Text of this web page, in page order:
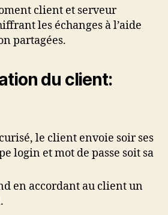
client et serveur
les échanges à l’aide
partagées.
du client:
le client envoie soir ses
login et mot de passe soit sa
en accordant au client un